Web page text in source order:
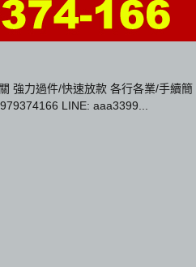
強力過件/快速放款 各行各業/手續簡
LINE: aaa3399...